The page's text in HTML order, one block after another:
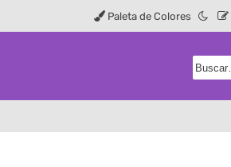
Paleta de Colores